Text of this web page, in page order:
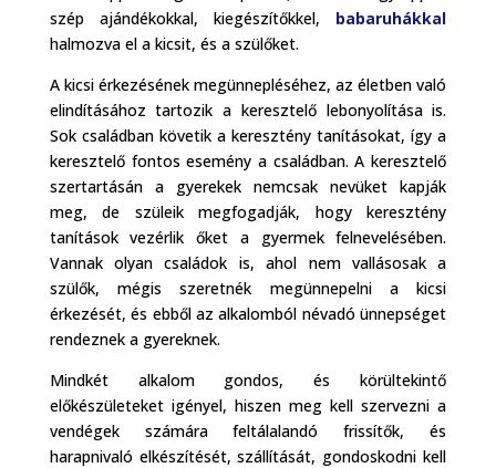
szép ajándékokkal, kiegészítőkkel, babaruhákkal
halmozva el a kicsit, és a szülőket.
A kicsi érkezésének megünnepléséhez, az életben való
elindításához tartozik a keresztelő lebonyolítása is.
Sok családban követik a keresztény tanításokat, így a
keresztelő fontos esemény a családban. A keresztelő
szertartásán a gyerekek nemcsak nevüket kapják
meg, de szüleik megfogadják, hogy keresztény
tanítások vezérlik őket a gyermek felnevelésében.
Vannak olyan családok is, ahol nem vallásosak a
szülők, mégis szeretnék megünnepelni a kicsi
érkezését, és ebből az alkalomból névadó ünnepséget
rendeznek a gyereknek.
Mindkét alkalom gondos, és körültekintő
előkészületeket igényel, hiszen meg kell szervezni a
vendégek számára feltálalandó frissítők, és
harapnivaló elkészítését, szállítását, gondoskodni kell